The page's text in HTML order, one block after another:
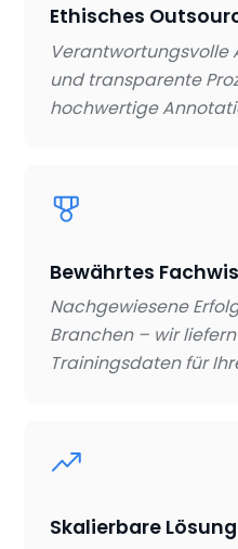
Ethisches
und transparente
hochwertige
Bewährtes
Nachgewiesene
Branchen – wir
Trainingsdaten für
Skalierbare